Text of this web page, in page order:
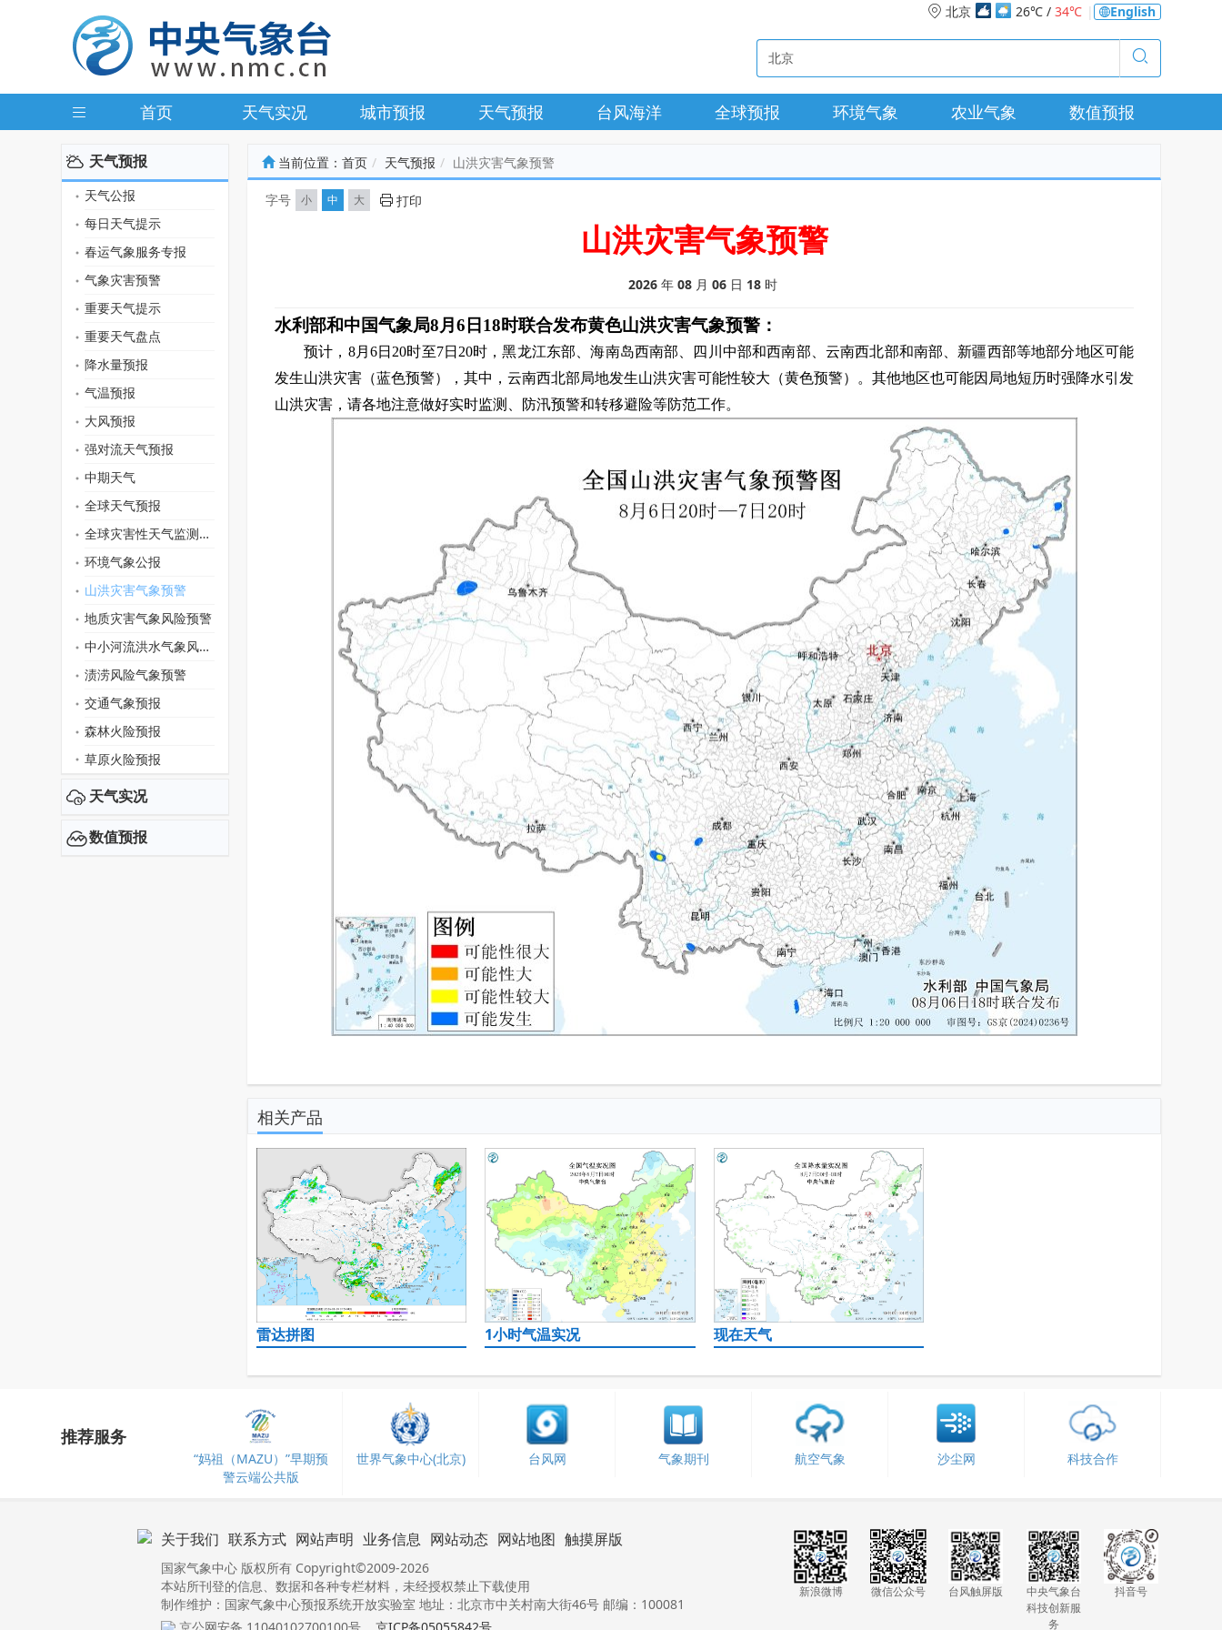
北京 26℃ / 34℃ English
首页 天气实况 城市预报 天气预报 台风海洋 全球预报 环境气象 农业气象 数值预报
天气预报
天气公报
每日天气提示
春运气象服务专报
气象灾害预警
重要天气提示
重要天气盘点
降水量预报
气温预报
大风预报
强对流天气预报
中期天气
全球天气预报
全球灾害性天气监测月报
环境气象公报
山洪灾害气象预警
地质灾害气象风险预警
中小河流洪水气象风险预警
渍涝风险气象预警
交通气象预报
森林火险预报
草原火险预报
天气实况
数值预报
当前位置： 首页 天气预报 山洪灾害气象预警
字号 小 中 大 打印
山洪灾害气象预警
2026年 08月 06日 18时
水利部和中国气象局8月6日18时联合发布黄色山洪灾害气象预警：
预计， 8月6日20时至7日20时 ，黑龙江东部、海南岛西南部、四川中部和西南部、云南西北部和南部、新疆西部等地部分地区可能
发生山洪灾害（蓝色预警），其中，云南西北部局地发生山洪灾害可能性较大（黄色预警）
。其他地区也可能因局地短历时强降水引发
山洪灾害，请各地注意做好实时监测、防汛预警和转移避险等防范工作。
相关产品
雷达拼图 1小时气温实况 现在天气
推荐服务
“妈祖（MAZU）”早期预
警云端公共版
世界气象中心(北京) 台风网 气象期刊 航空气象 沙尘网 科技合作
关于我们 联系方式 网站声明 业务信息 网站动态 网站地图 触摸屏版
国家气象中心 版权所有 Copyright©2009-2026
本站所刊登的信息、数据和各种专栏材料，未经授权禁止下载使用
制作维护：国家气象中心预报系统开放实验室 地址：北京市中关村南大街46号 邮编：100081
京公网安备 11040102700100号
京ICP备05055842号
新浪微博 微信公众号 台风触屏版
中央气象台
科技创新服
务
抖音号